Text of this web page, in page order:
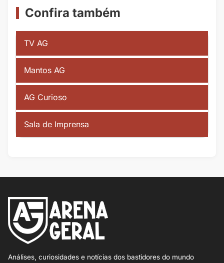
Confira também
TV AG
Mantos AG
AG Curioso
Sala de Imprensa
Análises, curiosidades e notícias dos bastidores do mundo